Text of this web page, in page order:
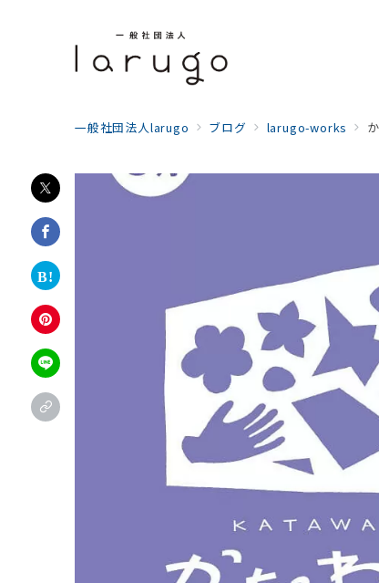
一般社団法人larugo ブログ larugo-works